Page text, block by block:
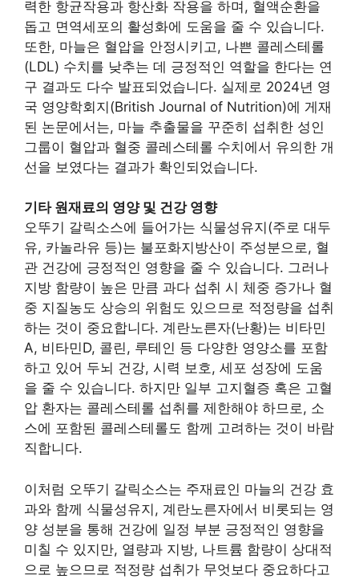
력한 항균작용과 항산화 작용을 하며, 혈액순환을
돕고 면역세포의 활성화에 도움을 줄 수 있습니다.
또한, 마늘은 혈압을 안정시키고, 나쁜 콜레스테롤
(LDL) 수치를 낮추는 데 긍정적인 역할을 한다는 연
구 결과도 다수 발표되었습니다. 실제로 2024년 영
국 영양학회지(British Journal of Nutrition)에 게재
된 논문에서는, 마늘 추출물을 꾸준히 섭취한 성인
그룹이 혈압과 혈중 콜레스테롤 수치에서 유의한 개
선을 보였다는 결과가 확인되었습니다.
기타 원재료의 영양 및 건강 영향
오뚜기 갈릭소스에 들어가는 식물성유지(주로 대두
유, 카놀라유 등)는 불포화지방산이 주성분으로, 혈
관 건강에 긍정적인 영향을 줄 수 있습니다. 그러나
지방 함량이 높은 만큼 과다 섭취 시 체중 증가나 혈
중 지질농도 상승의 위험도 있으므로 적정량을 섭취
하는 것이 중요합니다. 계란노른자(난황)는 비타민
A, 비타민D, 콜린, 루테인 등 다양한 영양소를 포함
하고 있어 두뇌 건강, 시력 보호, 세포 성장에 도움
을 줄 수 있습니다. 하지만 일부 고지혈증 혹은 고혈
압 환자는 콜레스테롤 섭취를 제한해야 하므로, 소
스에 포함된 콜레스테롤도 함께 고려하는 것이 바람
직합니다.
이처럼 오뚜기 갈릭소스는 주재료인 마늘의 건강 효
과와 함께 식물성유지, 계란노른자에서 비롯되는 영
양 성분을 통해 건강에 일정 부분 긍정적인 영향을
미칠 수 있지만, 열량과 지방, 나트륨 함량이 상대적
으로 높으므로 적정량 섭취가 무엇보다 중요하다고